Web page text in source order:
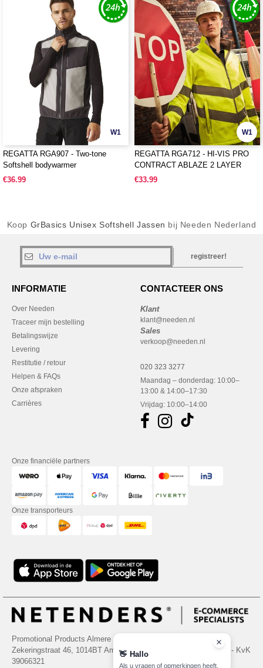
W1
REGATTA RGA907 - Two-tone
Softshell bodywarmer
€36.99
W1
REGATTA RGA712 - HI-VIS PRO
CONTRACT ABLAZE 2 LAYER
SOFTSHELL JACKET (CLASS 3)
€33.99
Koop GrBasics Unisex Softshell Jassen bij Needen Nederland
registreer!
INFORMATIE
Over Needen
Traceer mijn bestelling
Betalingswijze
Levering
Restitutie / retour
Helpen & FAQs
Onze afspraken
Carrières
CONTACTEER ONS
Klant
klant@needen.nl
Sales
verkoop@needen.nl
020 323 3277
Maandag – donderdag: 10:00–
13:00 & 14:00–17:30
Vrijdag: 10:00–14:00
Onze financiële partners
Onze transporteurs
Promotional Products Almere (P.P.A.) B.V.
Zekeringstraat 46, 1014BT Amsterdam - VAT NL 005596191B03 - KvK
39066321
👋 Hallo
Als u vragen of opmerkingen heeft,